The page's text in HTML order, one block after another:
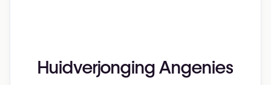
Huidverjonging Angenies